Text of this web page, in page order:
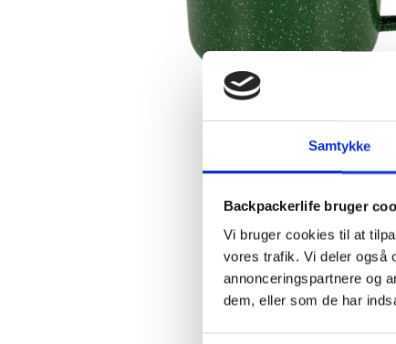
Samtykke
Backpackerlife bruger
Vi bruger cookies til at
vores trafik. Vi deler også
annonceringspartnere og
dem, eller som de har